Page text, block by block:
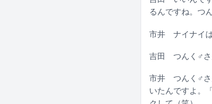
るんですね。つ
市井 ナイナイ
吉田 つんく♂さ
市井 つんく♂さ
いたんですよ。